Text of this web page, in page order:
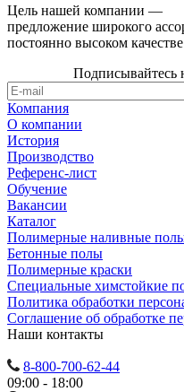
Цель нашей компании —
предложение широкого
постоянно высоком
Подписывайтесь
Компания
О компании
История
Производство
Референс-лист
Обучение
Вакансии
Каталог
Полимерные наливные
Бетонные полы
Полимерные краски
Специальные химстойкие
Политика обработки
Cоглашение об обработке
Наши контакты
8-800-700-62-44
09:00 - 18:00